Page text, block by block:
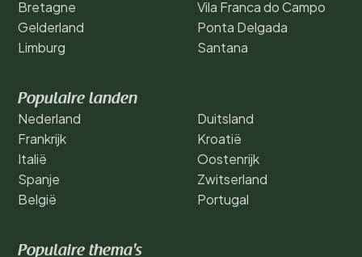
Bretagne
Gelderland
Limburg
Vila Franca do Campo
Ponta Delgada
Santana
Populaire landen
Nederland
Frankrijk
Italië
Spanje
België
Duitsland
Kroatië
Oostenrijk
Zwitserland
Portugal
Populaire thema's